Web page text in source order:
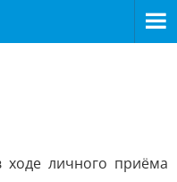
ходе личного приёма